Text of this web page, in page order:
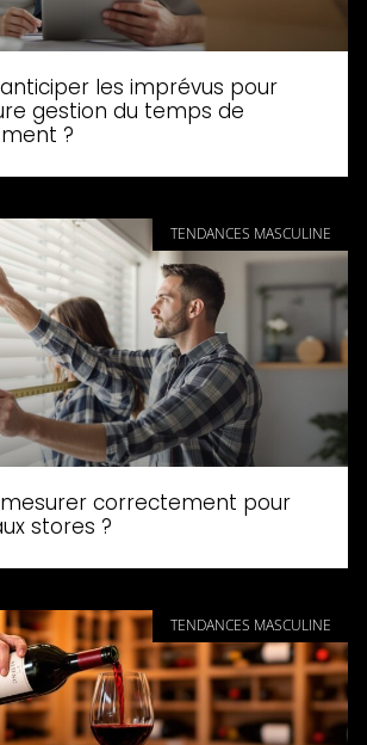
les imprévus pour
gestion du temps de
?
TENDANCES MASCULINE
correctement pour
stores ?
TENDANCES MASCULINE